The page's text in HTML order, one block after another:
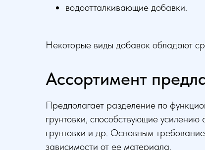
водоотталкивающие добавки.
Некоторые виды добавок обладают
Ассортимент
Предполагает разделение по
грунтовки, способствующие
грунтовки и др. Основным
зависимости от ее материала.